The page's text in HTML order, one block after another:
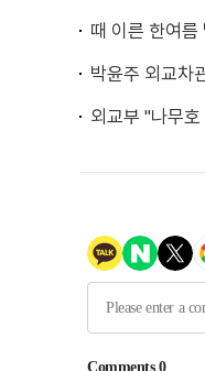
때 이른 한여름
박윤주 외교차
외교부 "나무호